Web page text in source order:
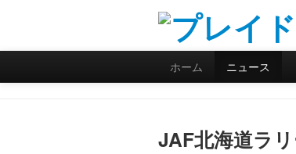
ホーム ニュース
JAF北海道ラ